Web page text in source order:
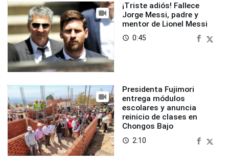
¡Triste adiós! Fallece
Jorge Messi, padre y
mentor de Lionel Messi
access_time 0:45
Presidenta Fujimori
entrega módulos
escolares y anuncia
reinicio de clases en
Chongos Bajo
access_time 2:10